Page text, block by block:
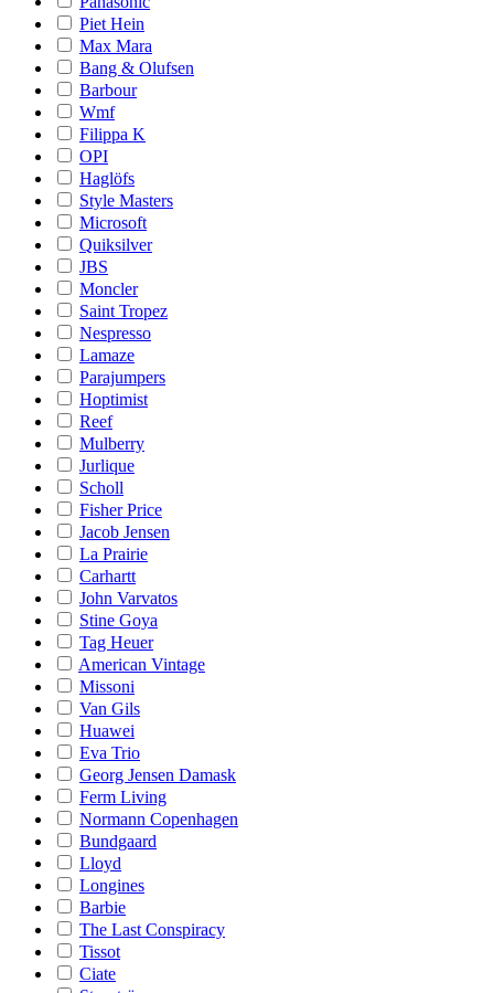
Piet Hein
Max Mara
Bang & Olufsen
Barbour
Wmf
Filippa K
OPI
Haglöfs
Style Masters
Microsoft
Quiksilver
JBS
Moncler
Saint Tropez
Nespresso
Lamaze
Parajumpers
Hoptimist
Reef
Mulberry
Jurlique
Scholl
Fisher Price
Jacob Jensen
La Prairie
Carhartt
John Varvatos
Stine Goya
Tag Heuer
American Vintage
Missoni
Van Gils
Huawei
Eva Trio
Georg Jensen Damask
Ferm Living
Normann Copenhagen
Bundgaard
Lloyd
Longines
Barbie
The Last Conspiracy
Tissot
Ciate